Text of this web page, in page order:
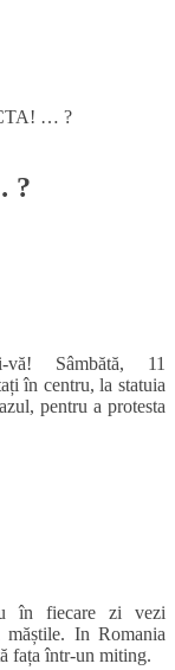
… ?
?
Sâmbătă, 11
în centru, la statuia
pentru a protesta
în fiecare zi vezi
In Romania
fața într-un miting.